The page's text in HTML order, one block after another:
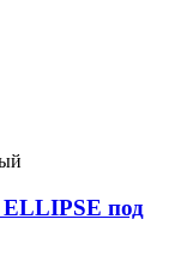
под